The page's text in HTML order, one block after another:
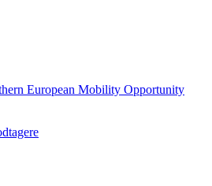
European Mobility Opportunity